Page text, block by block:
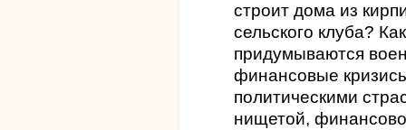
строит дома из
сельского клуба?
придумываются
финансовые
политическими
нищетой,